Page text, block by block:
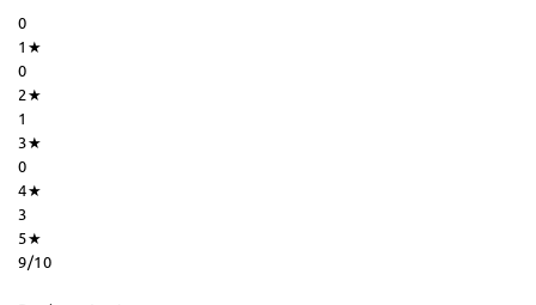
0
1★
0
2★
1
3★
0
4★
3
5★
9/10